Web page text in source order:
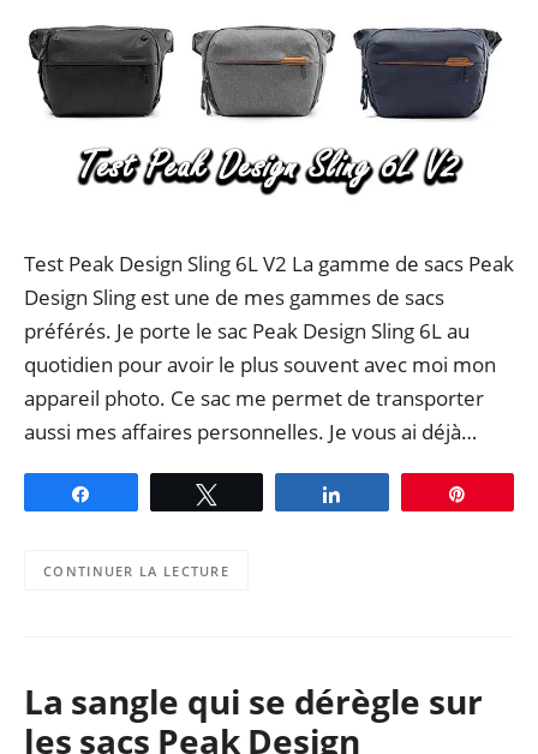
Test Peak Design Sling 6L V2 La gamme de sacs Peak
Design Sling est une de mes gammes de sacs
préférés. Je porte le sac Peak Design Sling 6L au
quotidien pour avoir le plus souvent avec moi mon
appareil photo. Ce sac me permet de transporter
aussi mes affaires personnelles. Je vous ai déjà…
CONTINUER LA LECTURE
La sangle qui se dérègle sur
les sacs Peak Design